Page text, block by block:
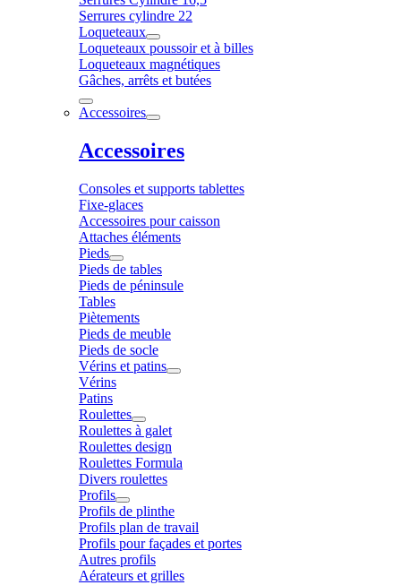
Serrures cylindre 22
Loqueteaux
Loqueteaux poussoir et à billes
Loqueteaux magnétiques
Gâches, arrêts et butées
Accessoires
Accessoires
Consoles et supports tablettes
Fixe-glaces
Accessoires pour caisson
Attaches éléments
Pieds
Pieds de tables
Pieds de péninsule
Tables
Piètements
Pieds de meuble
Pieds de socle
Vérins et patins
Vérins
Patins
Roulettes
Roulettes à galet
Roulettes design
Roulettes Formula
Divers roulettes
Profils
Profils de plinthe
Profils plan de travail
Profils pour façades et portes
Autres profils
Aérateurs et grilles